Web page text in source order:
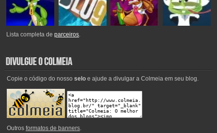
Lista completa deparceiros.
Copie o código do nosso seloe ajude a divulgar a Colmeia em seu blog.
Outros formatos de banners.